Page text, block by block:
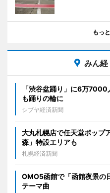
もっ
みん経
「渋谷盆踊り」に6万
も踊りの輪に
シブヤ経済新聞
大丸札幌店で任天堂ポッ
森」特設エリアも
札幌経済新聞
OMO5函館で「函館夜景
テーマ曲